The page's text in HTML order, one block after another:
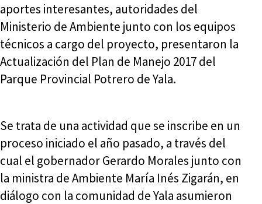
aportes interesantes, autoridades del
Ministerio de Ambiente junto con los equipos
técnicos a cargo del proyecto, presentaron la
Actualización del Plan de Manejo 2017 del
Parque Provincial Potrero de Yala.
Se trata de una actividad que se inscribe en un
proceso iniciado el año pasado, a través del
cual el gobernador Gerardo Morales junto con
la ministra de Ambiente María Inés Zigarán, en
diálogo con la comunidad de Yala asumieron